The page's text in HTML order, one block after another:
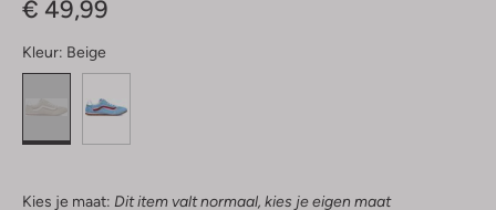
€ 49,99
Kleur: Beige
Kies je maat: Dit item valt normaal, kies je eigen maat